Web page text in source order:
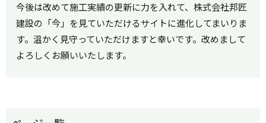
今後は改めて施工実績の更新に力を入れて、株式会社邦匠
建設の「今」を見ていただけるサイトに進化してまいりま
す。温かく見守っていただけますと幸いです。改めまして
よろしくお願いいたします。